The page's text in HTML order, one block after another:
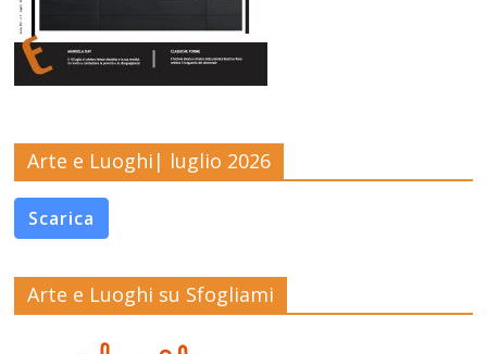
Arte e Luoghi| luglio 2026
Scarica
Arte e Luoghi su Sfogliami